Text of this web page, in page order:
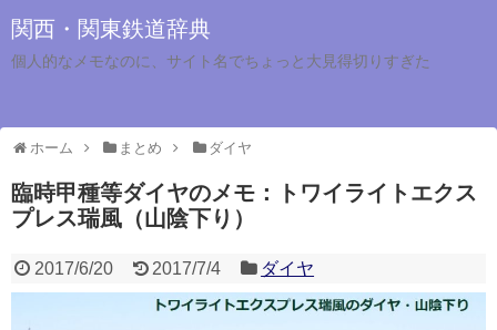
関西・関東鉄道辞典
個人的なメモなのに、サイト名でちょっと大見得切りすぎた
ホーム まとめ ダイヤ
臨時甲種等ダイヤのメモ：トワイライトエクス
プレス瑞風（山陰下り）
2017/6/20 2017/7/4 ダイヤ